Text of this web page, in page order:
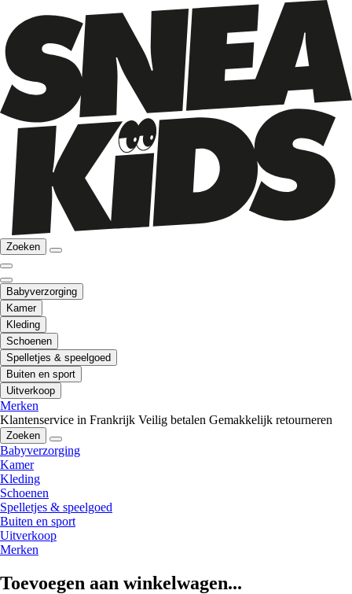
Zoeken
Babyverzorging
Kamer
Kleding
Schoenen
Spelletjes & speelgoed
Buiten en sport
Uitverkoop
Merken
Klantenservice in Frankrijk Veilig betalen Gemakkelijk retourneren
Zoeken
Babyverzorging
Kamer
Kleding
Schoenen
Spelletjes & speelgoed
Buiten en sport
Uitverkoop
Merken
Toevoegen aan winkelwagen...